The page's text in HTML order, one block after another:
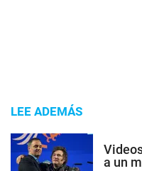
LEE ADEMÁS
a un